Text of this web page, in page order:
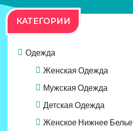
КАТЕГОРИИ
Одежда
Женская Одежда
Мужская Одежда
Детская Одежда
Женское Нижнее Белье